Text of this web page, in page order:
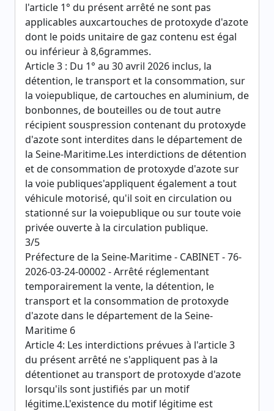
l'article 1° du présent arrêté ne sont pas
applicables auxcartouches de protoxyde d'azote
dont le poids unitaire de gaz contenu est égal
ou inférieur à 8,6grammes.
Article 3 : Du 1° au 30 avril 2026 inclus, la
détention, le transport et la consommation, sur
la voiepublique, de cartouches en aluminium, de
bonbonnes, de bouteilles ou de tout autre
récipient souspression contenant du protoxyde
d'azote sont interdites dans le département de
la Seine-Maritime.Les interdictions de détention
et de consommation de protoxyde d'azote sur
la voie publiques'appliquent également a tout
véhicule motorisé, qu'il soit en circulation ou
stationné sur la voiepublique ou sur toute voie
privée ouverte à la circulation publique.
3/5
Préfecture de la Seine-Maritime - CABINET - 76-
2026-03-24-00002 - Arrêté réglementant
temporairement la vente, la détention, le
transport et la consommation de protoxyde
d'azote dans le département de la Seine-
Maritime 6
Article 4: Les interdictions prévues à l'article 3
du présent arrêté ne s'appliquent pas à la
détentionet au transport de protoxyde d'azote
lorsqu'ils sont justifiés par un motif
légitime.L'existence du motif légitime est